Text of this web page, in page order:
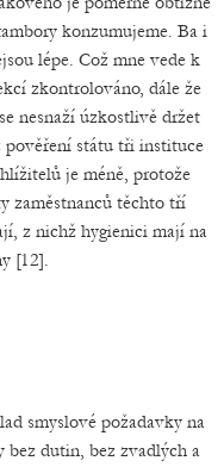
konzumujeme. Ba i
lépe. Což mne vede k
zkontrolováno, dále že
nesnaží úzkostlivě držet
státu tři instituce
je méně, protože
zaměstnanců těchto tří
z nichž hygienici mají na
[12].
smyslové požadavky na
dutin, bez zvadlých a